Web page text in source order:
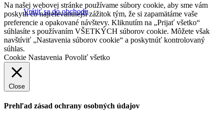
Vrátiť sa do obchodu
Na našej webovej stránke používame súbory cookie, aby sme vám
poskytli čo najrelevantnejší zážitok tým, že si zapamätáme vaše
preferencie a opakované návštevy. Kliknutím na „Prijať všetko“
súhlasíte s používaním VŠETKÝCH súborov cookie. Môžete však
navštíviť „Nastavenia súborov cookie“ a poskytnúť kontrolovaný
súhlas.
Cookie Nastavenia Povoliť všetko
Close
Prehľad zásad ochrany osobných údajov